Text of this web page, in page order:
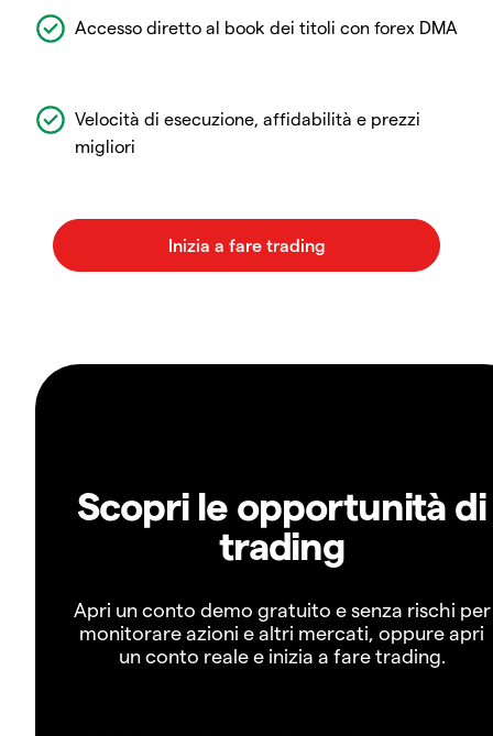
Accesso diretto al book dei titoli con forex DMA
Velocità di esecuzione, affidabilità e prezzi
migliori
Scopri le opportunità di
trading
Apri un conto demo gratuito e senza rischi per
monitorare azioni e altri mercati, oppure apri
un conto reale e inizia a fare trading.